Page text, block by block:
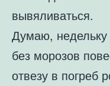
вывяливаться.
Думаю,
без морозов
отвезу в погреб